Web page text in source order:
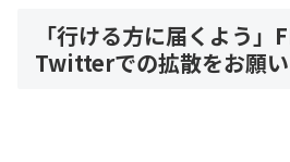
「行ける方に届くよう」
Twitterでの拡散をお願い